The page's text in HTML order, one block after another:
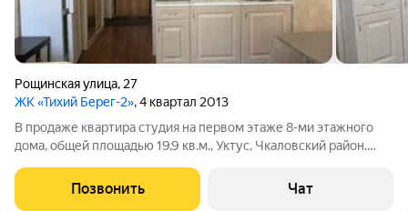
Рощинская улица, 27
ЖК «Тихий Берег-2», 4 квартал 2013
В продаже квартира студия на первом этаже 8-ми этажного
дома, общей площадью 19,9 кв.м., Уктус, Чкаловский район.
на сделку. Документы проверены! Куплена вне брака,
напрямую от застройщика, без
Позвонить Чат